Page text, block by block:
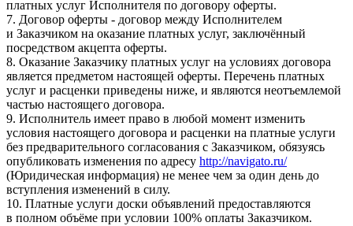
платных услуг Исполнителя по договору оферты.
7. Договор оферты - договор между Исполнителем
и Заказчиком на оказание платных услуг, заключённый
посредством акцепта оферты.
8. Оказание Заказчику платных услуг на условиях договора
является предметом настоящей оферты. Перечень платных
услуг и расценки приведены ниже, и являются неотъемлемой
частью настоящего договора.
9. Исполнитель имеет право в любой момент изменить
условия настоящего договора и расценки на платные услуги
без предварительного согласования с Заказчиком, обязуясь
опубликовать изменения по адресу http://navigato.ru/
(Юридическая информация) не менее чем за один день до
вступления изменений в силу.
10. Платные услуги доски объявлений предоставляются
в полном объёме при условии 100% оплаты Заказчиком.